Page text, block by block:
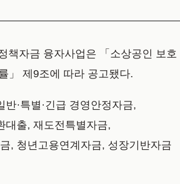
책자금 융자사업은 「소상공인 보호
」 제9조에 따라 공고됐다.
반·특별·긴급 경영안정자금,
대출, 재도전특별자금,
, 청년고용연계자금, 성장기반자금